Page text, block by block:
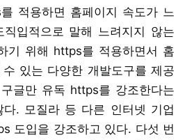
적용하면 홈페이지 속도가 느
입적으로 말해 느려지지 않는
기 위해 https를 적용하면서 홈
있는 다양한 개발도구를 제공
글만 유독 https를 강조한다는
다. 모질라 등 다른 인터넷 기업
도입을 강조하고 있다. 다섯 번